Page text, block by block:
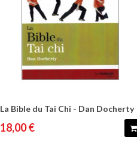
Comparer Liste d'envies
La Bible du Tai Chi - Dan Docherty
18,00 €